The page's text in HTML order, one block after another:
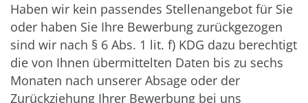
Haben wir kein passendes Stellenangebot für Sie
oder haben Sie Ihre Bewerbung zurückgezogen
sind wir nach § 6 Abs. 1 lit. f) KDG dazu berechtigt
die von Ihnen übermittelten Daten bis zu sechs
Monaten nach unserer Absage oder der
Zurückziehung Ihrer Bewerbung bei uns